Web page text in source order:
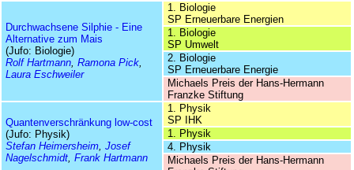
Durchwachsene Silphie - Eine
Alternative zum Mais
(Jufo: Biologie)
Rolf Hartmann Ramona Pick
Laura Eschweiler
1. Biologie
SP Erneuerbare Energien
1. Biologie
SP Umwelt
2. Biologie
SP Erneuerbare Energie
Michaels Preis der Hans-Hermann
Franzke Stiftung
Quanten­verschränkung low-cost
(Jufo: Physik)
Stefan Heimersheim Josef
Nagelschmidt Frank Hartmann
1. Physik
SP IHK
1. Physik
4. Physik
Michaels Preis der Hans-Hermann